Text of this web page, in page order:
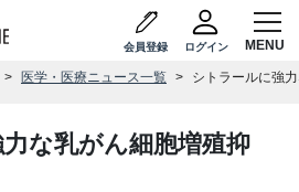
会員登録 ログイン
医学・医療ニュース一覧 シトラールに強
な乳がん細胞増殖抑